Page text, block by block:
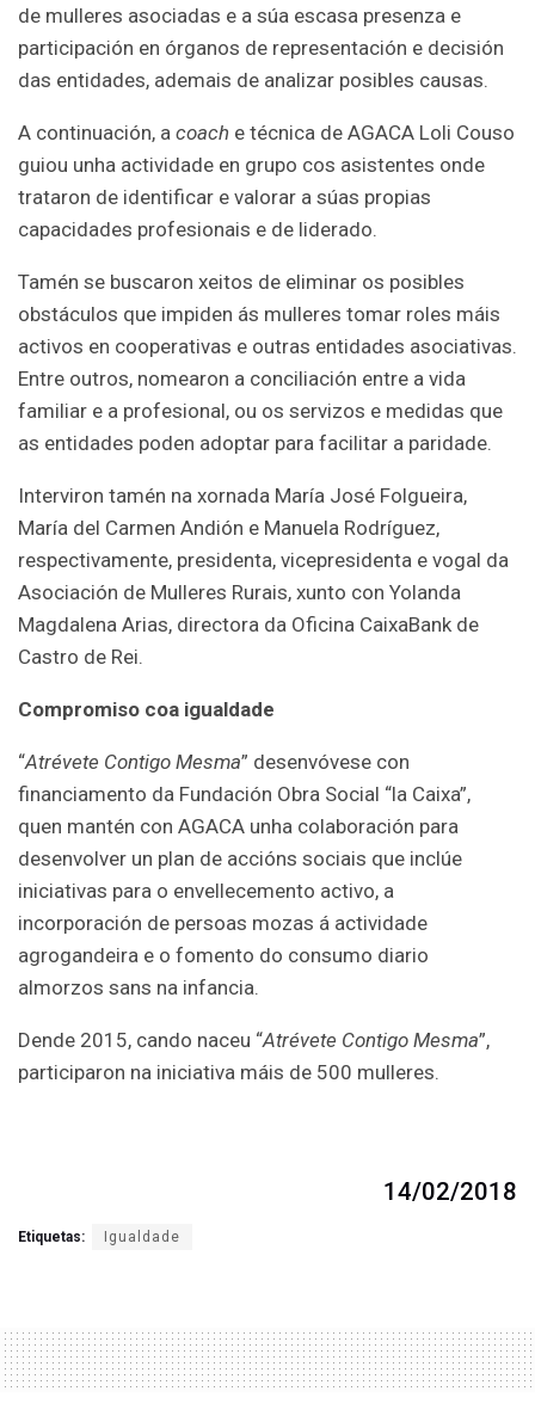
de mulleres asociadas e a súa escasa presenza e
participación en órganos de representación e decisión
das entidades, ademais de analizar posibles causas.
A continuación, a coach e técnica de AGACA Loli Couso
guiou unha actividade en grupo cos asistentes onde
trataron de identificar e valorar a súas propias
capacidades profesionais e de liderado.
Tamén se buscaron xeitos de eliminar os posibles
obstáculos que impiden ás mulleres tomar roles máis
activos en cooperativas e outras entidades asociativas.
Entre outros, nomearon a conciliación entre a vida
familiar e a profesional, ou os servizos e medidas que
as entidades poden adoptar para facilitar a paridade.
Interviron tamén na xornada María José Folgueira,
María del Carmen Andión e Manuela Rodríguez,
respectivamente, presidenta, vicepresidenta e vogal da
Asociación de Mulleres Rurais, xunto con Yolanda
Magdalena Arias, directora da Oficina CaixaBank de
Castro de Rei.
Compromiso coa igualdade
“Atrévete Contigo Mesma” desenvóvese con
financiamento da Fundación Obra Social “la Caixa”,
quen mantén con AGACA unha colaboración para
desenvolver un plan de accións sociais que inclúe
iniciativas para o envellecemento activo, a
incorporación de persoas mozas á actividade
agrogandeira e o fomento do consumo diario
almorzos sans na infancia.
Dende 2015, cando naceu “Atrévete Contigo Mesma”,
participaron na iniciativa máis de 500 mulleres.
14/02/2018
Etiquetas: Igualdade